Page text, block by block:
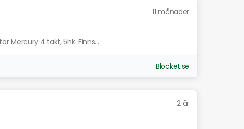
11 månader
Mercury 4 takt, 5hk. Finns...
Blocket.se
2 år